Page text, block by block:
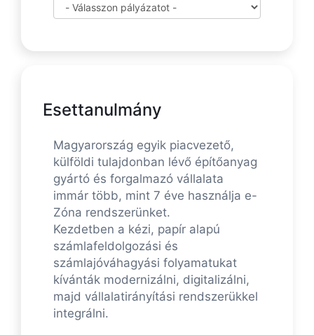
Esettanulmány
Magyarország egyik piacvezető,
külföldi tulajdonban lévő építőanyag
gyártó és forgalmazó vállalata
immár több, mint 7 éve használja e-
Zóna rendszerünket.
Kezdetben a kézi, papír alapú
számlafeldolgozási és
számlajóváhagyási folyamatukat
kívánták modernizálni, digitalizálni,
majd vállalatirányítási rendszerükkel
integrálni.